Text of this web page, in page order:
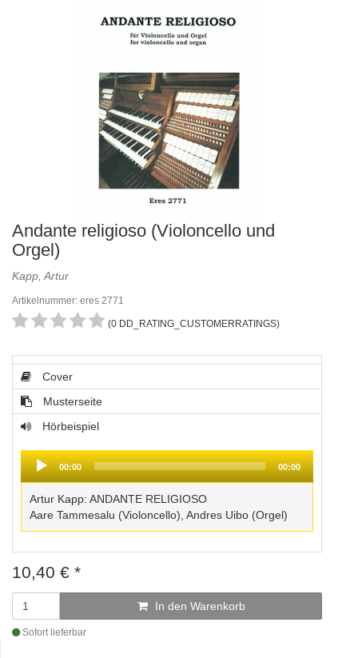
Andante religioso (Violoncello und
Orgel)
Kapp, Artur
Artikelnummer: eres 2771
(0 DD_RATING_CUSTOMERRATINGS)
Cover
Musterseite
Hörbeispiel
Player
00:00 00:00
Artur Kapp: ANDANTE RELIGIOSO
Aare Tammesalu (Violoncello), Andres Uibo (Orgel)
10,40 € *
In den Warenkorb
Sofort lieferbar